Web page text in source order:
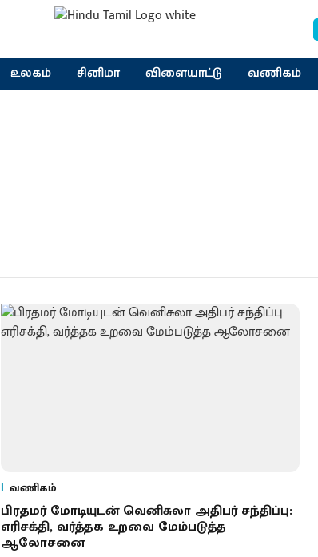
உலகம் சினிமா விளையாட்டு வணிகம்
வணிகம்
பிரதமர் மோடியுடன் வெனிசுலா அதிபர் சந்திப்பு:
எரிசக்தி, வர்த்தக உறவை மேம்படுத்த
ஆலோசனை